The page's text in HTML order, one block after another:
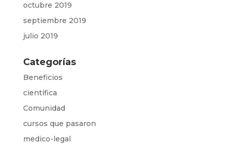
octubre 2019
septiembre 2019
julio 2019
Categorías
Beneficios
cientifica
Comunidad
cursos que pasaron
medico-legal